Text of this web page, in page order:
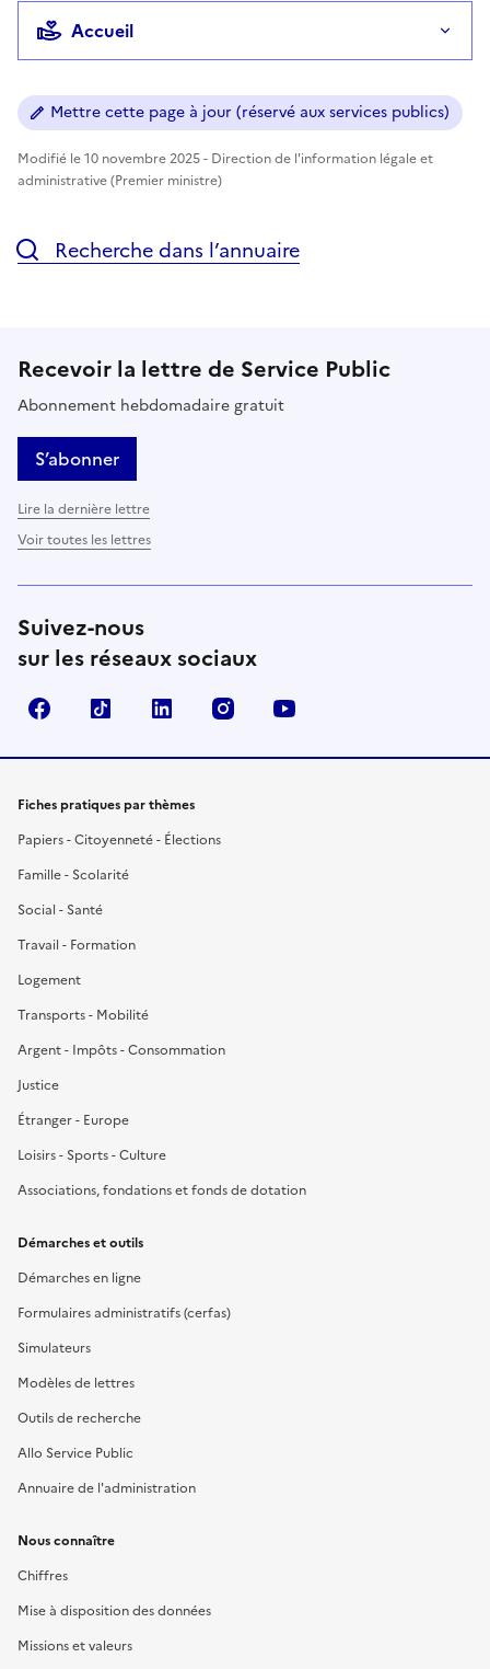
Accueil
Mettre cette page à jour (réservé aux services publics)
Modifié le 10 novembre 2025 - Direction de l'information légale et
administrative (Premier ministre)
Recherche dans l’annuaire
Recevoir la lettre de Service Public
Abonnement hebdomadaire gratuit
S’abonner
Lire la dernière lettre
Voir toutes les lettres
Suivez-nous
sur les réseaux sociaux
FacebookTikTok LinkedIn Instagram
Fiches pratiques par thèmes
Papiers - Citoyenneté - Élections
Famille - Scolarité
Social - Santé
Travail - Formation
Logement
Transports - Mobilité
Argent - Impôts - Consommation
Justice
Étranger - Europe
Loisirs - Sports - Culture
Associations, fondations et fonds de dotation
Démarches et outils
Démarches en ligne
Formulaires administratifs (cerfas)
Simulateurs
Modèles de lettres
Outils de recherche
Allo Service Public
Annuaire de l'administration
Nous connaître
Chiffres
Mise à disposition des données
Missions et valeurs